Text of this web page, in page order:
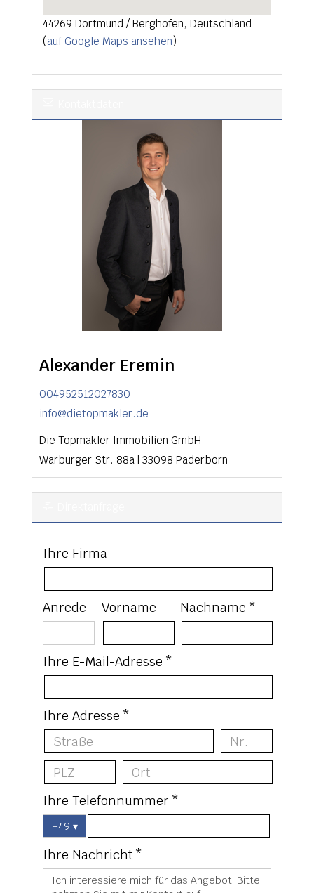
44269 Dortmund / Berghofen, Deutschland
(auf Google Maps ansehen)
Alexander Eremin
004952512027830
info@dietopmakler.de
Die Topmakler Immobilien GmbH
Warburger Str. 88a 33098 Paderborn
Ihre Firma
Anrede Vorname Nachname *
Ihre E-Mail-Adresse *
Ihre Adresse *
Ihre Telefonnummer *
+49 ▾
Ihre Nachricht *